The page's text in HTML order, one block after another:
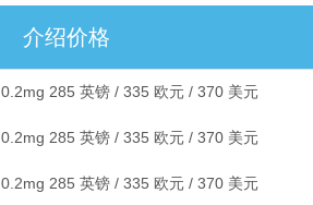
介绍价格
0.2mg 285 英镑 / 335 欧元 / 370 美元
0.2mg 285 英镑 / 335 欧元 / 370 美元
0.2mg 285 英镑 / 335 欧元 / 370 美元